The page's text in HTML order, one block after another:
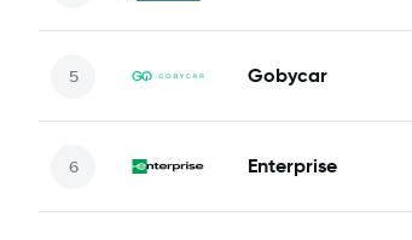
Gobycar
Enterprise